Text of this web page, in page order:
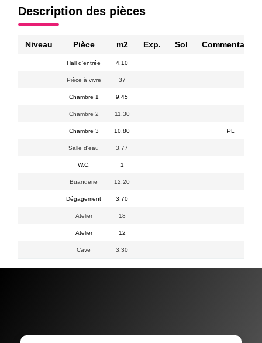
Description des pièces
Niveau Pièce m2 Exp. Sol Commentaires
Hall d'entrée 4,10
Pièce à vivre 37
Chambre 1 9,45
Chambre 2 11,30
Chambre 3 10,80 PL
Salle d'eau 3,77
W.C. 1
Buanderie 12,20
Dégagement 3,70
Atelier 18
Atelier 12
Cave 3,30